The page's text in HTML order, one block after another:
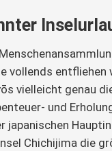
vollends entfliehen
vielleicht genau
und
japanischen
Chichijima die